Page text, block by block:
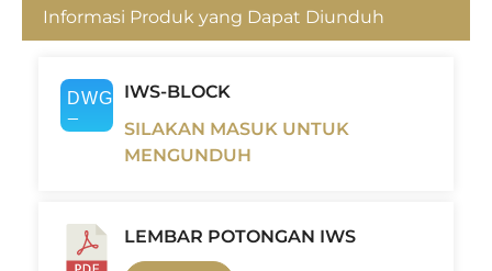
Informasi Produk yang Dapat Diunduh
IWS-BLOCK
SILAKAN MASUK UNTUK
MENGUNDUH
LEMBAR POTONGAN IWS